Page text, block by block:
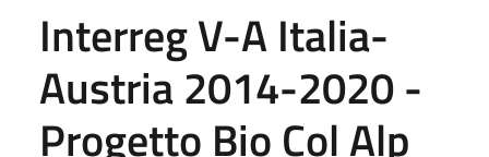
Interreg V-A Italia-
Austria 2014-2020 -
Progetto Bio Col Alp